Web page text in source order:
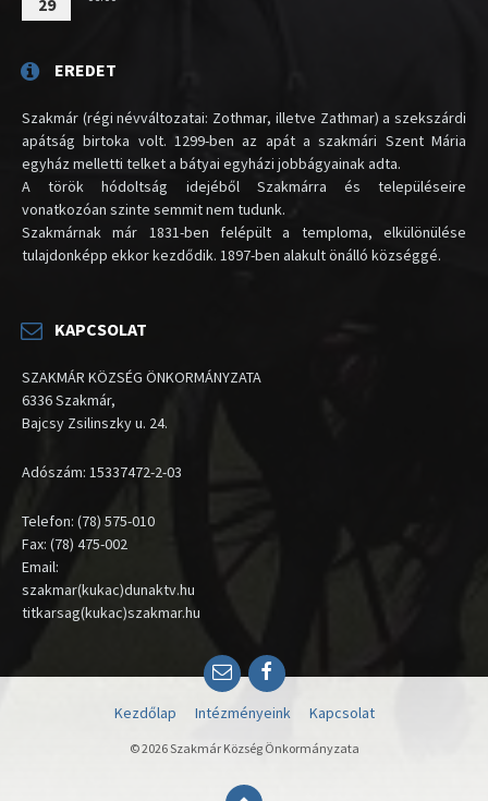
29
EREDET
Szakmár (régi névváltozatai: Zothmar, illetve Zathmar) a szekszárdi
apátság birtoka volt. 1299-ben az apát a szakmári Szent Mária
egyház melletti telket a bátyai egyházi jobbágyainak adta.
A török hódoltság idejéből Szakmárra és településeire
vonatkozóan szinte semmit nem tudunk.
Szakmárnak már 1831-ben felépült a temploma, elkülönülése
tulajdonképp ekkor kezdődik. 1897-ben alakult önálló községgé.
KAPCSOLAT
SZAKMÁR KÖZSÉG ÖNKORMÁNYZATA
6336 Szakmár,
Bajcsy Zsilinszky u. 24.
Adószám: 15337472-2-03
Telefon: (78) 575-010
Fax: (78) 475-002
Email:
szakmar(kukac)dunaktv.hu
titkarsag(kukac)szakmar.hu
EmailFacebook
Kezdőlap Intézményeink Kapcsolat
© 2026 Szakmár Község Önkormányzata